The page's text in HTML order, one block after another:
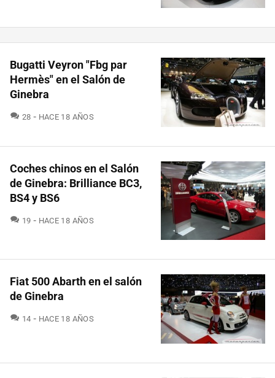
Bugatti Veyron "Fbg par
Hermès" en el Salón de
Ginebra
28 COMENTARIOS
HACE 18 AÑOS
Coches chinos en el Salón
de Ginebra: Brilliance BC3,
BS4 y BS6
19 COMENTARIOS
HACE 18 AÑOS
Fiat 500 Abarth en el salón
de Ginebra
14 COMENTARIOS
HACE 18 AÑOS